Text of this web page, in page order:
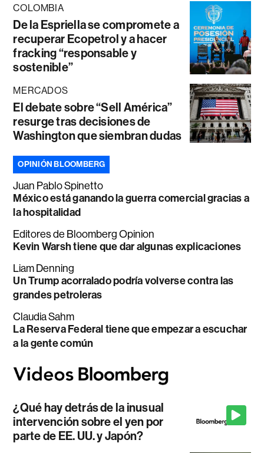
COLOMBIA
De la Espriella se compromete a
recuperar Ecopetrol y a hacer
fracking “responsable y
sostenible”
MERCADOS
El debate sobre “Sell América”
resurge tras decisiones de
Washington que siembran dudas
OPINIÓN BLOOMBERG
Juan Pablo Spinetto
México está ganando la guerra comercial gracias a
la hospitalidad
Editores de Bloomberg Opinion
Kevin Warsh tiene que dar algunas explicaciones
Liam Denning
Un Trump acorralado podría volverse contra las
grandes petroleras
Claudia Sahm
La Reserva Federal tiene que empezar a escuchar
a la gente común
¿Qué hay detrás de la inusual
intervención sobre el yen por
parte de EE. UU. y Japón?